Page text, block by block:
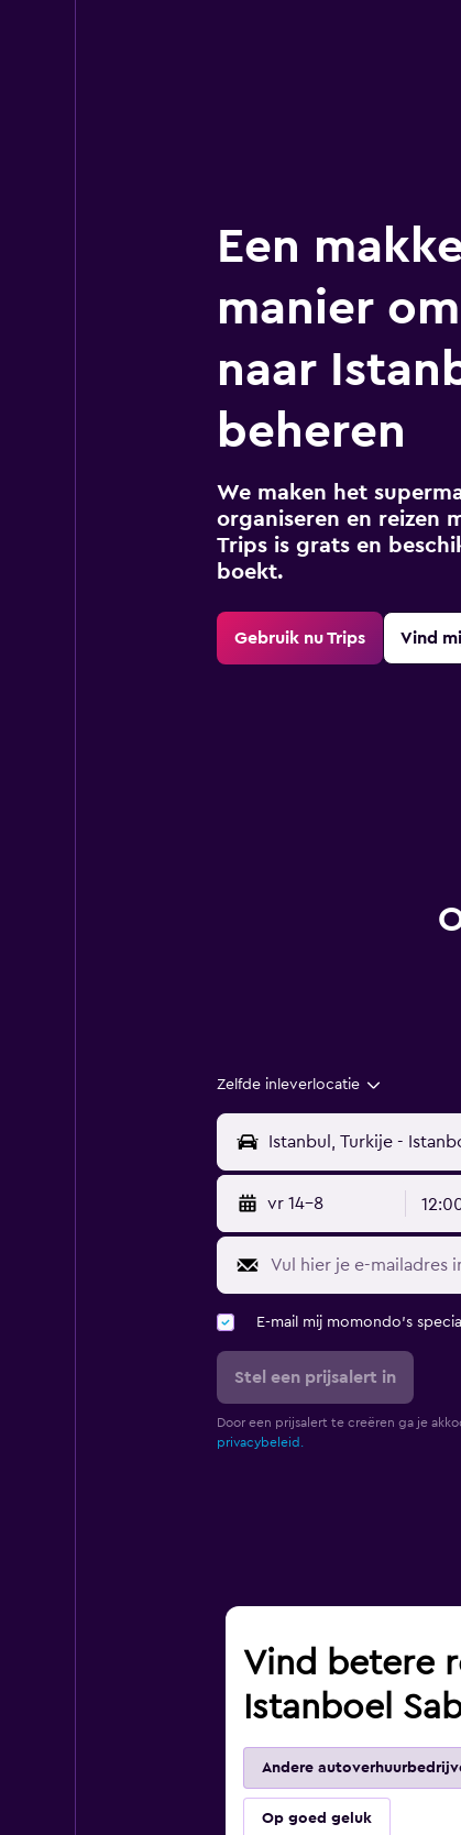
Een
manier
naar
beheren
We maken het
organiseren en reizen
Trips is grats en
boekt.
Gebruik nu Trips Vind
Zelfde inleverlocatie
vr 14-8
E-mail mij momondo's
Stel een prijsalert in
Door een prijsalert te creëren ga je
privacybeleid.
Vind betere
Istanboel
Andere
Op goed geluk